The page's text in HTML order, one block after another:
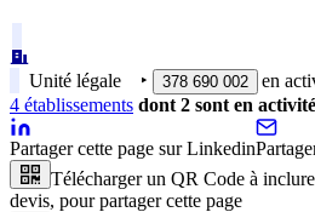
Unité légale ‣ 378 690 002
en
4 établissements dont 2 sont en activité
Partager cette page sur Linkedin
Télécharger un QR Code à
devis, pour partager cette page